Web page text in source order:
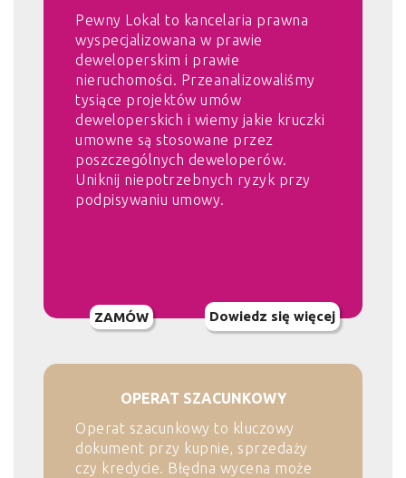
Pewny Lokal to kancelaria prawna
wyspecjalizowana w prawie
deweloperskim i prawie
nieruchomości. Przeanalizowaliśmy
tysiące projektów umów
deweloperskich i wiemy jakie kruczki
umowne są stosowane przez
poszczególnych deweloperów.
Uniknij niepotrzebnych ryzyk przy
podpisywaniu umowy.
ZAMÓW Dowiedz się więcej
OPERAT SZACUNKOWY
Operat szacunkowy to kluczowy
dokument przy kupnie, sprzedaży
czy kredycie. Błędna wycena może